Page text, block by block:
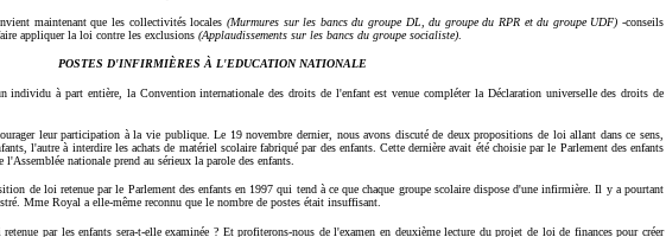
maintenant que les collectivités locales (Murmures sur les bancs du groupe DL, du groupe du RPR et du groupe UDF) -conseils
appliquer la loi contre les exclusions (Applaudissements sur les bancs du groupe socialiste)
POSTES D'INFIRMIÈRES À L'EDUCATION NATIONALE
individu à part entière, la Convention internationale des droits de l'enfant est venue compléter la Déclaration universelle des droits de
leur participation à la vie publique. Le 19 novembre dernier, nous avons discuté de deux propositions de loi allant dans ce sens,
l'autre à interdire les achats de matériel scolaire fabriqué par des enfants. Cette dernière avait été choisie par le Parlement des enfants
nationale prend au sérieux la parole des enfants.
de loi retenue par le Parlement des enfants en 1997 qui tend à ce que chaque groupe scolaire dispose d'une infirmière. Il y a pourtant
Mme Royal a elle-même reconnu que le nombre de postes était insuffisant.
par les enfants sera-t-elle examinée ? Et profiterons-nous de l'examen en deuxième lecture du projet de loi de finances pour créer